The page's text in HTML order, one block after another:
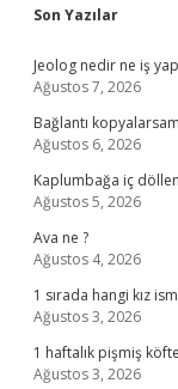
Sidebar
Son Yazılar
Jeolog nedir ne iş
Ağustos 7, 2026
Bağlantı
Ağustos 6, 2026
Kaplumbağa iç
Ağustos 5, 2026
Ava ne ?
Ağustos 4, 2026
1 sırada hangi kız
Ağustos 3, 2026
1 haftalık pişmiş
Ağustos 3, 2026